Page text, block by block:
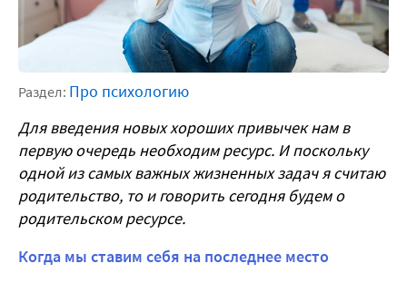
Раздел: Про психологию
Для введения новых хороших привычек нам в
первую очередь необходим ресурс. И поскольку
одной из самых важных жизненных задач я считаю
родительство, то и говорить сегодня будем о
родительском ресурсе.
Когда мы ставим себя на последнее место